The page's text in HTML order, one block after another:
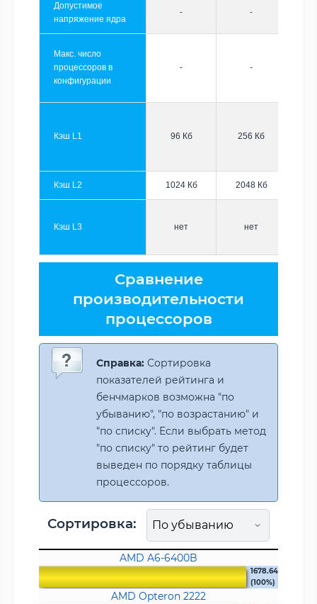
Допустимое
напряжение ядра
- -
Макс. число
процессоров в
конфигурации
- -
Кэш L1 96 Кб 256 Кб
Кэш L2 1024 Кб 2048 Кб
Кэш L3 нет нет
Сравнение
производительности
процессоров
Справка: Сортировка
показателей рейтинга и
бенчмарков возможна "по
убыванию", "по возрастанию" и
"по списку". Если выбрать метод
"по списку" то рейтинг будет
выведен по порядку таблицы
процессоров.
Сортировка:
AMD A6-6400B
1678.64
(100%)
AMD Opteron 2222